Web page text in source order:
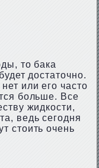
то бака
достаточно.
или его часто
больше. Все
жидкости,
ведь сегодня
стоить очень